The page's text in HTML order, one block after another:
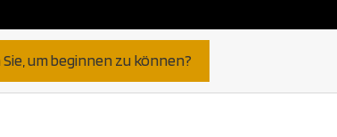
um beginnen zu können?